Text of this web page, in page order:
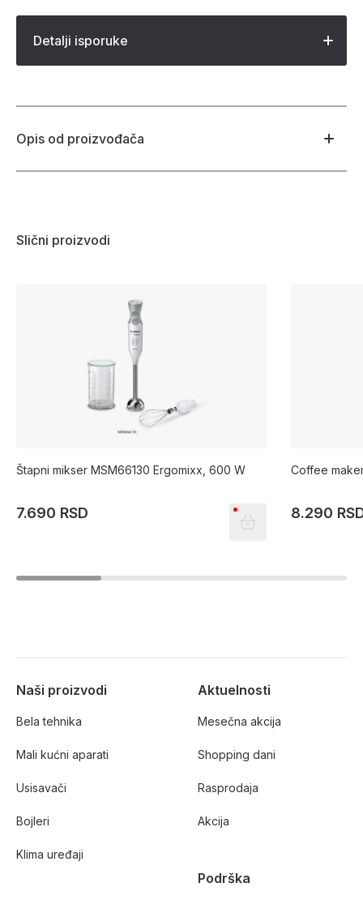
Detalji isporuke
Opis od proizvođača
Slični proizvodi
Štapni mikser MSM66130 Ergomixx, 600 W
7.690 RSD
Coffee
8.290
Naši proizvodi
Bela tehnika
Mali kućni aparati
Usisavači
Bojleri
Klima uređaji
Aktuelnosti
Mesečna akcija
Shopping dani
Rasprodaja
Akcija
Podrška